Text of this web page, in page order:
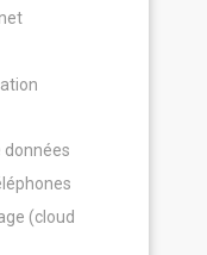
données
(cloud